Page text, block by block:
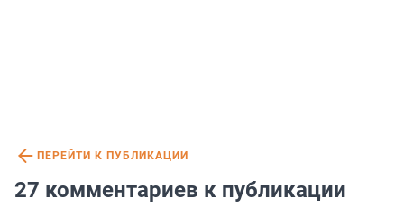
ПЕРЕЙТИ К ПУБЛИКАЦИИ
27 комментариев к публикации